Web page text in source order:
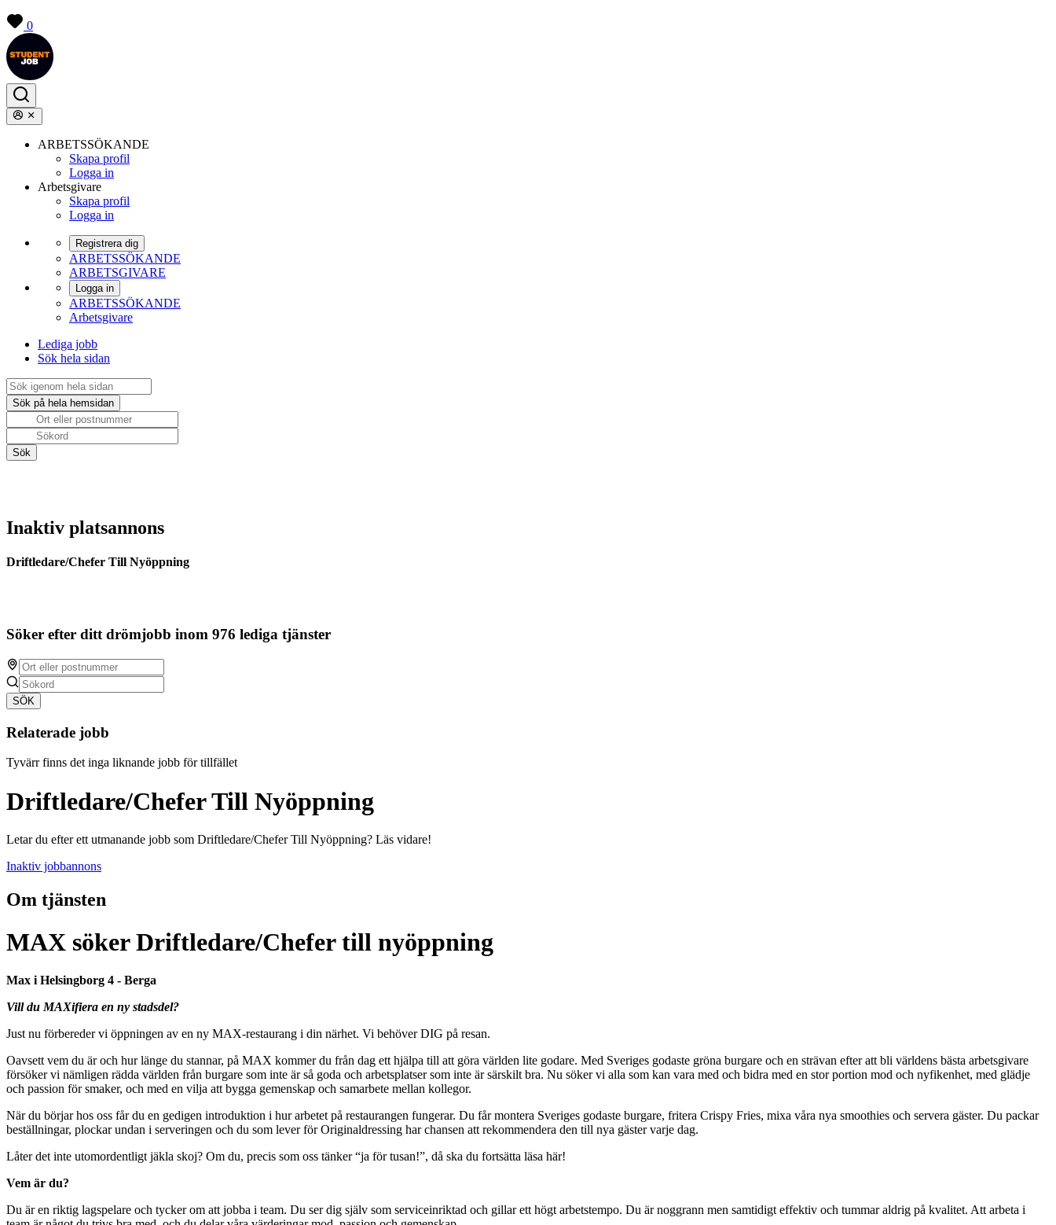
0
ARBETSSÖKANDE
Skapa profil
Logga in
Arbetsgivare
Skapa profil
Logga in
Registrera dig
ARBETSSÖKANDE
ARBETSGIVARE
Logga in
ARBETSSÖKANDE
Arbetsgivare
Lediga jobb
Sök hela sidan
Inaktiv platsannons
Driftledare/Chefer Till Nyöppning
Söker efter ditt drömjobb inom 976 lediga tjänster
SÖK
Relaterade jobb
Tyvärr finns det inga liknande jobb för tillfället
Driftledare/Chefer Till Nyöppning
Letar du efter ett utmanande jobb som Driftledare/Chefer Till Nyöppning? Läs vidare!
Inaktiv jobbannons
Om tjänsten
MAX söker Driftledare/Chefer till nyöppning
Max i Helsingborg 4 - Berga
Vill du MAXifiera en ny stadsdel?
Just nu förbereder vi öppningen av en ny MAX-restaurang i din närhet. Vi behöver DIG på resan.
Oavsett vem du är och hur länge du stannar, på MAX kommer du från dag ett hjälpa till att göra världen lite godare. Med Sveriges godaste gröna burgare och en strävan efter att bli världens bästa arbetsgivare
försöker vi nämligen rädda världen från burgare som inte är så goda och arbetsplatser som inte är särskilt bra. Nu söker vi alla som kan vara med och bidra med en stor portion mod och nyfikenhet, med glädje
och passion för smaker, och med en vilja att bygga gemenskap och samarbete mellan kollegor.
När du börjar hos oss får du en gedigen introduktion i hur arbetet på restaurangen fungerar. Du får montera Sveriges godaste burgare, fritera Crispy Fries, mixa våra nya smoothies och servera gäster. Du packar
beställningar, plockar undan i serveringen och du som lever för Originaldressing har chansen att rekommendera den till nya gäster varje dag.
Låter det inte utomordentligt jäkla skoj? Om du, precis som oss tänker “ja för tusan!”, då ska du fortsätta läsa här!
Vem är du?
Du är en riktig lagspelare och tycker om att jobba i team. Du ser dig själv som serviceinriktad och gillar ett högt arbetstempo. Du är noggrann men samtidigt effektiv och tummar aldrig på kvalitet. Att arbeta i